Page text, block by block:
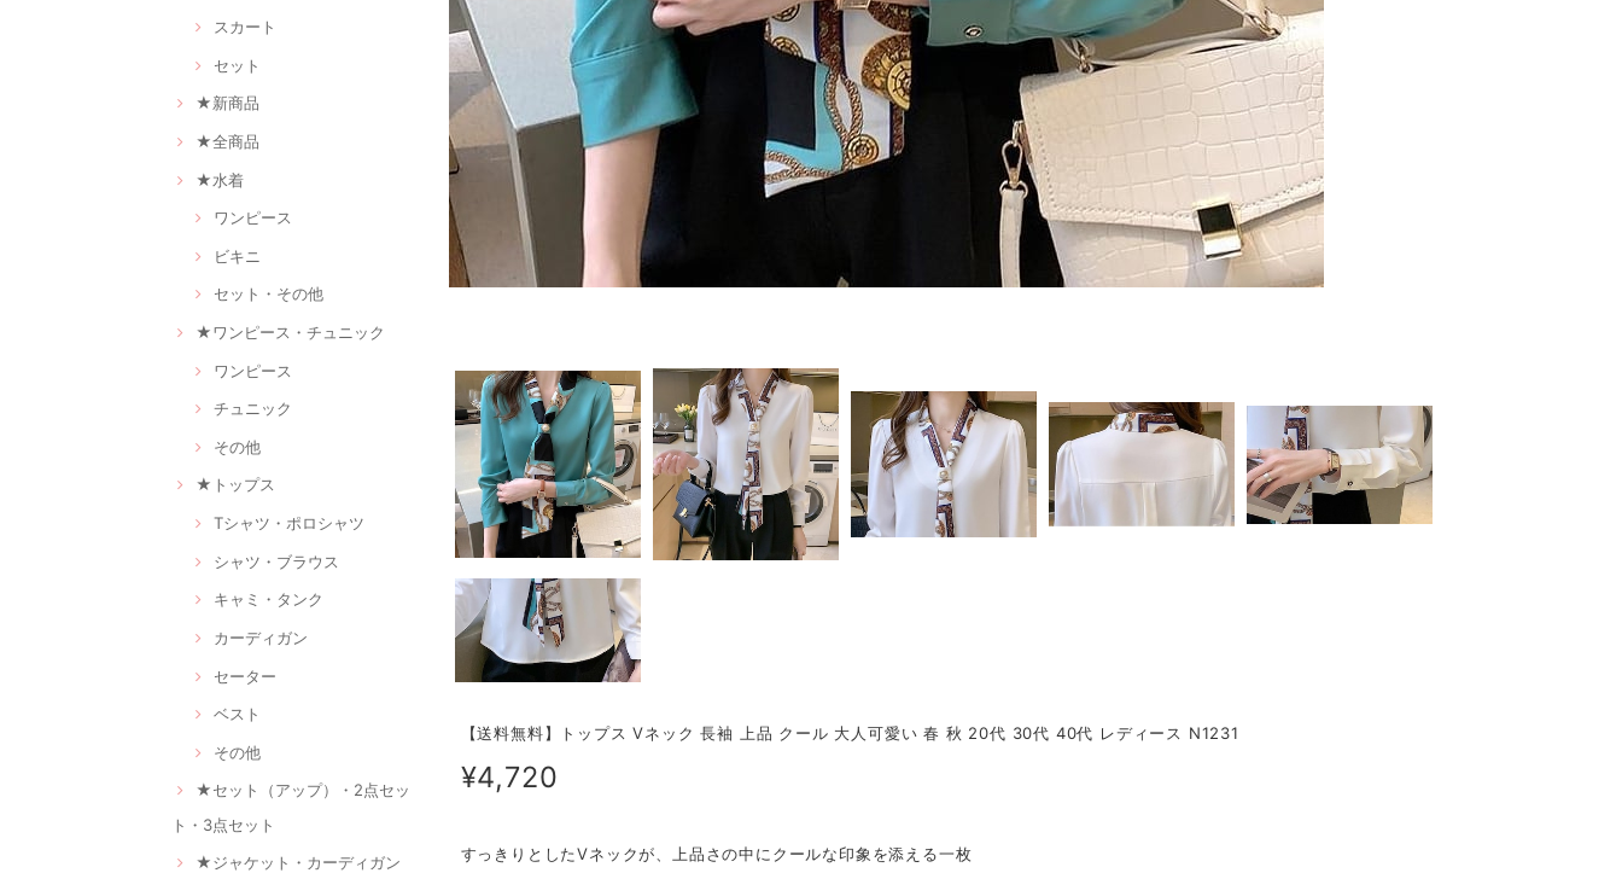
スカート
セット
★新商品
★全商品
★水着
ワンピース
ビキニ
セット・その他
★ワンピース・チュニック
ワンピース
チュニック
その他
★トップス
Tシャツ・ポロシャツ
シャツ・ブラウス
キャミ・タンク
カーディガン
セーター
ベスト
その他
★セット（アップ）・2点セッ
ト・3点セット
★ジャケット・カーディガン
【送料無料】トップス Vネック 長袖 上品 クール 大人可愛い 春 秋 20代 30代 40代 レディース N1231
¥4,720
すっきりとしたVネックが、上品さの中にクールな印象を添える一枚